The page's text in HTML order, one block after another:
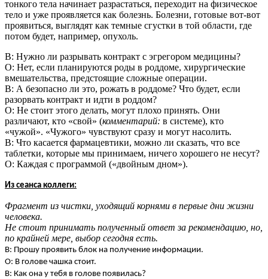
тонкого тела начинает разрастаться, переходит на физическое
тело и уже проявляется как болезнь. Болезни, готовые вот-вот
проявиться, выглядят как темные сгустки в той области, где
потом будет, например, опухоль.
В: Нужно ли разрывать контракт с эгрегором медицины?
О: Нет, если планируются роды в роддоме, хирургические
вмешательства, предстоящие сложные операции.
В: А безопасно ли это, рожать в роддоме? Что будет, если
разорвать контракт и идти в роддом?
О: Не стоит этого делать, могут плохо принять. Они
различают, кто «свой» (комментарий: в системе), кто
«чужой». «Чужого» чувствуют сразу и могут насолить.
В: Что касается фармацевтики, можно ли сказать, что все
таблетки, которые мы принимаем, ничего хорошего не несут?
О: Каждая с программой («двойным дном»).
Из сеанса коллеги:
Фрагмент из чистки, уходящий корнями в первые дни жизни
человека.
Не стоит принимать полученный ответ за рекомендацию, но,
по крайней мере, выбор сегодня есть.
В: Прошу проявить блок на получение информации.
О: В голове чашка стоит.
В: Как она у тебя в голове появилась?